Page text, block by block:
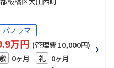
パノラマ
万円 (管理費 10,000円)
0ヶ月 礼 0ヶ月